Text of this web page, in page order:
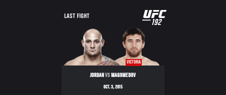
LAST FIGHT
UFC
192
VICTORIA
JORDANVS MAGOMEDOV
OCT. 3, 2015